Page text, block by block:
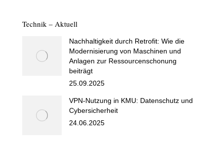
Technik – Aktuell
Nachhaltigkeit durch Retrofit: Wie die
Modernisierung von Maschinen und
Anlagen zur Ressourcenschonung
beiträgt
25.09.2025
VPN-Nutzung in KMU: Datenschutz und
Cybersicherheit
24.06.2025